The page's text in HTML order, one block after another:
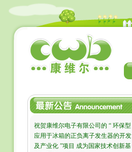
祝贺康维尔电子有限公司的 “ 环保型
应用于冰箱的正负离子发生器的开发
及产业化 ”项目 成为国家技术创新基